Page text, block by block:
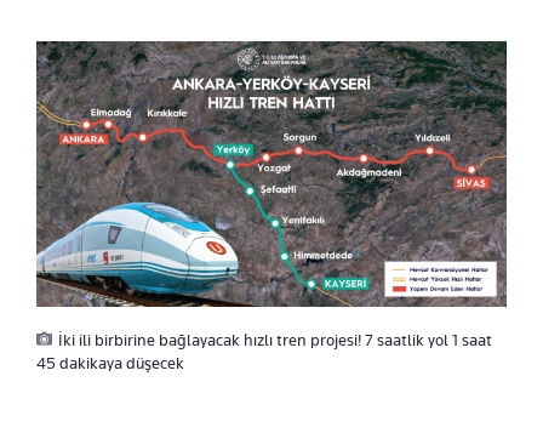
İki ili birbirine bağlayacak hızlı tren projesi! 7 saatlik yol 1 saat
45 dakikaya düşecek